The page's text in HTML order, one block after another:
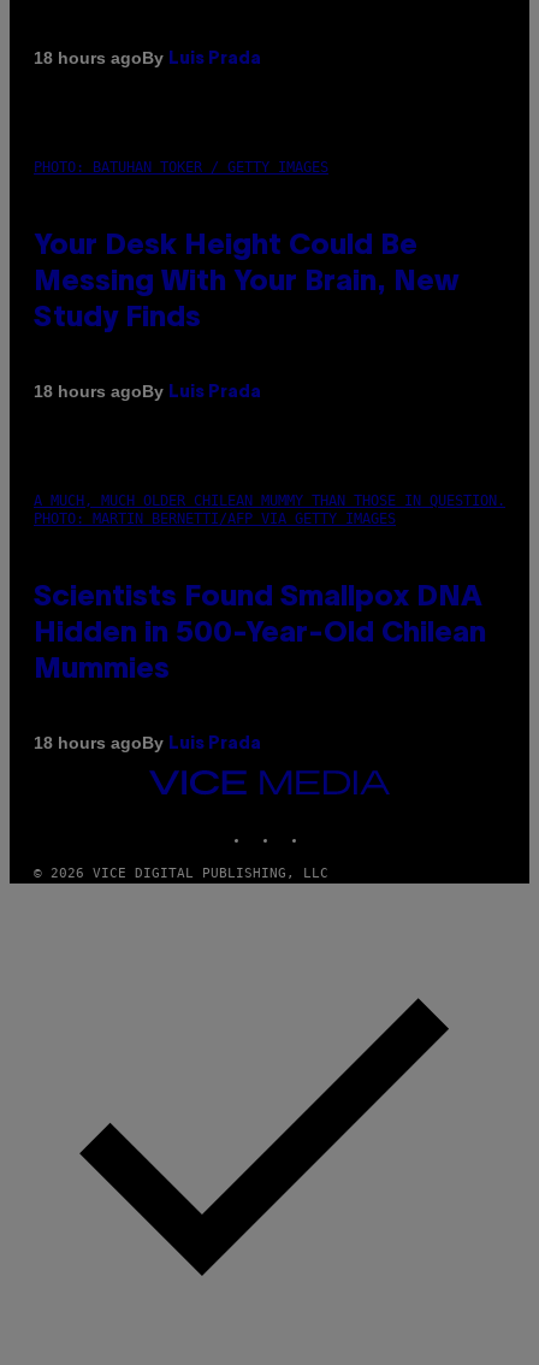
18 hours agoBy Luis Prada
PHOTO: BATUHAN TOKER / GETTY IMAGES
Your Desk Height Could Be
Messing With Your Brain, New
Study Finds
18 hours agoBy Luis Prada
A MUCH, MUCH OLDER CHILEAN MUMMY THAN THOSE IN QUESTION.
PHOTO: MARTIN BERNETTI/AFP VIA GETTY IMAGES
Scientists Found Smallpox DNA
Hidden in 500-Year-Old Chilean
Mummies
18 hours agoBy Luis Prada
VICE
MEDIA
© 2026 VICE DIGITAL PUBLISHING, LLC